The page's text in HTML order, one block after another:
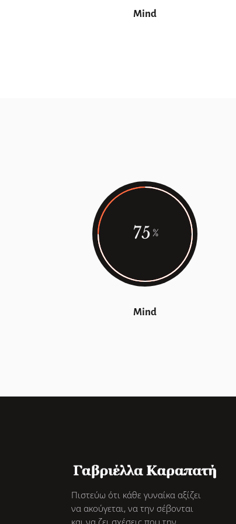
Mind
75
Mind
Πιστεύω ότι κάθε γυναίκα αξίζει
να ακούγεται, να την σέβονται
και να ζει σχέσεις που την